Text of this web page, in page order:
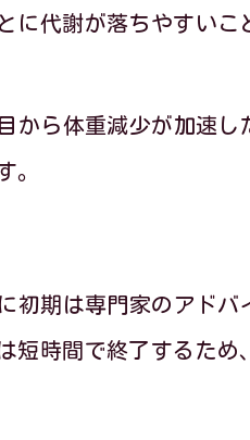
するポイント
ポートを活用
標管理法
に代謝が落ちやすいこ
ら体重減少が加速し
。
初期は専門家のアドバ
短時間で終了するため